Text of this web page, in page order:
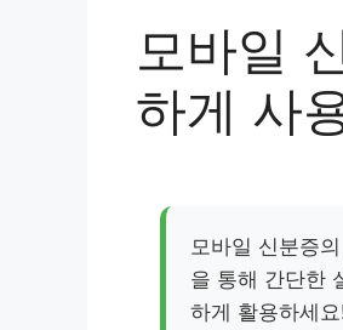
모바일
하게 사
모바일 신분증
을 통해 간단한
하게 활용하세